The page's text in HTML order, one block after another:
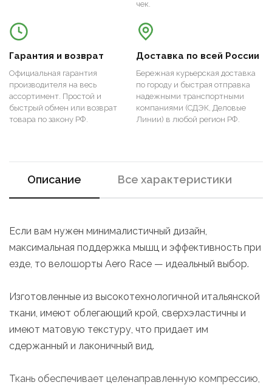
чек.
Гарантия и возврат
Официальная гарантия
производителя на весь
ассортимент. Простой и
быстрый обмен или возврат
товара по закону РФ.
Доставка по всей России
Бережная курьерская доставка
по городу и быстрая отправка
надежными транспортными
компаниями (СДЭК, Деловые
Линии) в любой регион РФ.
Описание Все характеристики
Если вам нужен минималистичный дизайн,
максимальная поддержка мышц и эффективность при
езде, то велошорты Aero Race — идеальный выбор.
Изготовленные из высокотехнологичной итальянской
ткани, имеют облегающий крой, сверхэластичны и
имеют матовую текстуру, что придает им
сдержанный и лаконичный вид.
Ткань обеспечивает целенаправленную компрессию,